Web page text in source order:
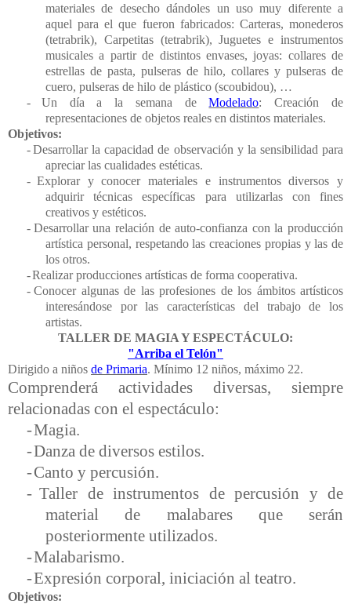
materiales de desecho dándoles un uso muy diferente a
aquel para el que fueron fabricados: Carteras, monederos
(tetrabrik), Carpetitas (tetrabrik), Juguetes e instrumentos
musicales a partir de distintos envases, joyas: collares de
estrellas de pasta, pulseras de hilo, collares y pulseras de
cuero, pulseras de hilo de plástico (scoubidou), …
-
Un día a la semana deModelado: Creación de
representaciones de objetos reales en distintos materiales.
Objetivos:
-Desarrollar la capacidad de observación y la sensibilidad para
apreciar las cualidades estéticas.
- Explorar y conocer materiales e instrumentos diversos y
adquirir técnicas específicas para utilizarlas con fines
creativos y estéticos.
- Desarrollar una relación de auto-confianza con la producción
artística personal, respetando las creaciones propias y las de
los otros.
-Realizar producciones artísticas de forma cooperativa.
- Conocer algunas de las profesiones de los ámbitos artísticos
interesándose por las características del trabajo de los
artistas.
TALLER DE MAGIA Y ESPECTÁCULO:
"Arriba el Telón"
Dirigido a niños de Primaria. Mínimo 12 niños, máximo 22.
Comprenderá actividades diversas, siempre
relacionadas con el espectáculo:
-Magia.
-Danza de diversos estilos.
-Canto y percusión.
- Taller de instrumentos de percusión y de
material de malabares que serán
posteriormente utilizados.
-Malabarismo.
-Expresión corporal, iniciación al teatro.
Objetivos: